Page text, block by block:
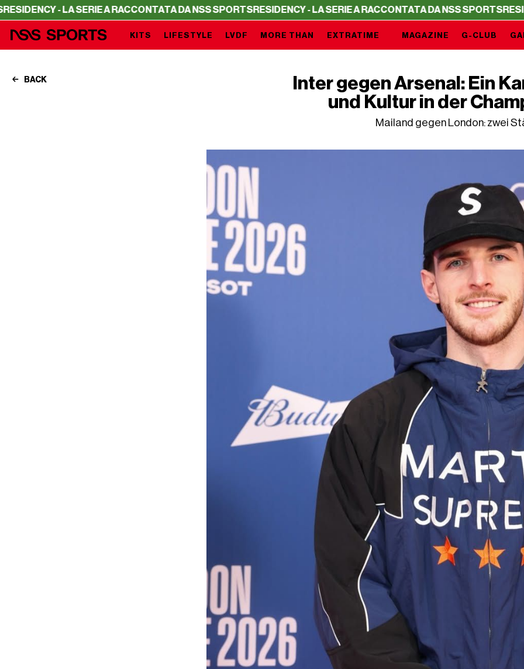
- LA SERIE A RACCONTATA DA NSS SPORTSRESIDENCY - LA SERIE A RACCONTATA DA NSS SPORTSRESIDENCY
EXTRATIME
KITS LIFESTYLE LVDF MORE THAN MAGAZINE G-CLUB
BACK
Inter gegen Arsenal: Ein
und Kultur in der
Mailand gegen London: zwei